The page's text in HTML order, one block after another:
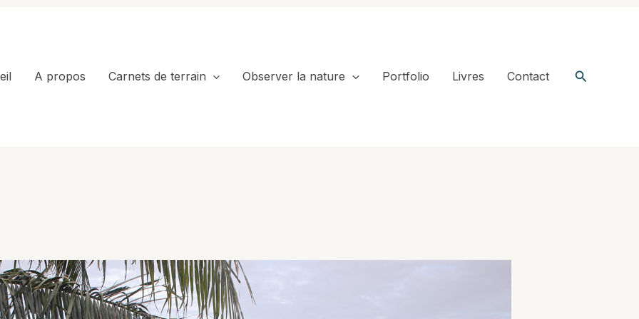
A propos Carnets de terrain Observer la nature Portfolio Livres Contact